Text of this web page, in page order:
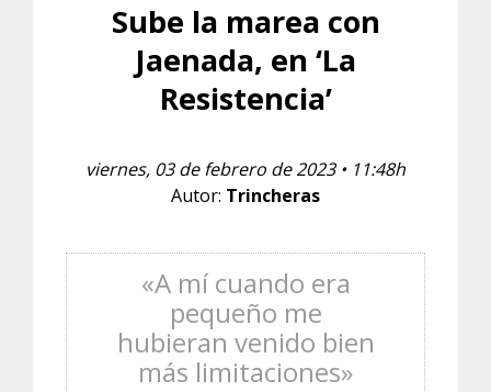
Sube la marea con
Jaenada, en ‘La
Resistencia’
viernes, 03 de febrero de 2023 • 11:48h
Autor: Trincheras
«A mí cuando era
pequeño me
hubieran venido bien
más limitaciones»